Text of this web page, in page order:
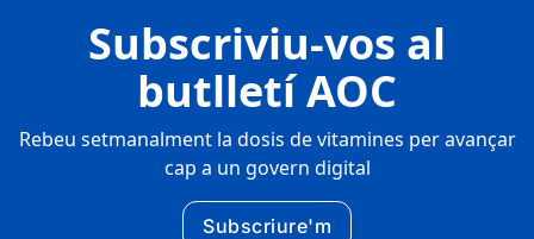
Subscriviu-vos al
butlletí AOC
Rebeu setmanalment la dosis de vitamines per avançar
cap a un govern digital
Subscriure'm